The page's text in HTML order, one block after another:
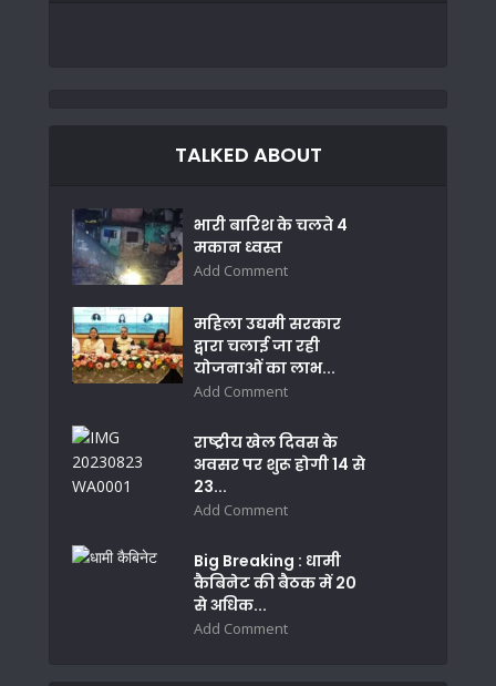
TALKED ABOUT
भारी बारिश के चलते 4
मकान ध्वस्त
Add Comment
महिला उद्यमी सरकार
द्वारा चलाई जा रही
योजनाओं का लाभ...
Add Comment
राष्ट्रीय खेल दिवस के
अवसर पर शुरू होगी 14 से
23...
Add Comment
Big Breaking : धामी
कैबिनेट की बैठक में 20
से अधिक...
Add Comment